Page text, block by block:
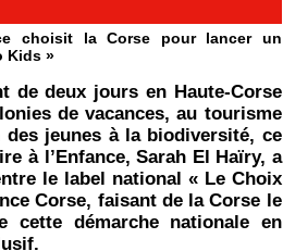
choisit la Corse pour lancer un
Kids »
de deux jours en Haute-Corse
de vacances, au tourisme
jeunes à la biodiversité, ce
à l’Enfance, Sarah El Haïry, a
le label national « Le Choix
Corse, faisant de la Corse le
cette démarche nationale en